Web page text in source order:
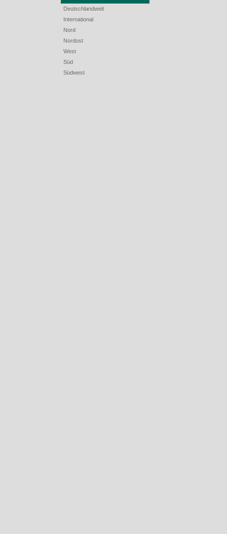
Deutschlandweit
International
Nord
Nordost
West
Süd
Südwest